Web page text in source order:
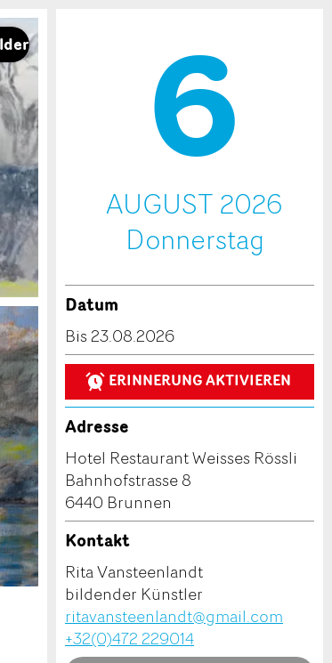
Donnerstag
6
AUGUST 2026
Datum
Bis 23.08.2026
ERINNERUNG AKTIVIEREN
Adresse
Hotel Restaurant Weisses Rössli
Bahnhofstrasse 8
6440 Brunnen
Kontakt
Rita Vansteenlandt
bildender Künstler
ritavansteenlandt@gmail.com
+32(0)472 229014